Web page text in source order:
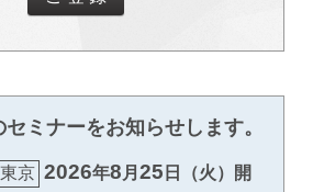
ミナーをお知らせします。
東京 2026年8月25 日（火）開